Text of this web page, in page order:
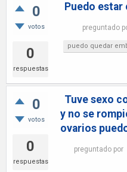
0
votos
0
respuestas
Puedo estar
preguntado
puedo quedar
0
votos
0
respuestas
Tuve sexo
y no se
ovarios
preguntado por